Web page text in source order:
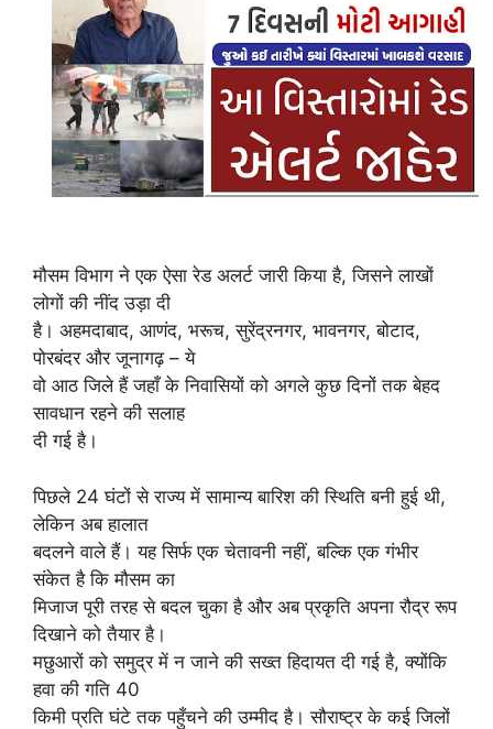
मौसम विभाग ने एक ऐसा रेड अलर्ट जारी किया है, जिसने लाखों
लोगों की नींद उड़ा दी
है। अहमदाबाद, आणंद, भरूच, सुरेंद्रनगर, भावनगर, बोटाद,
पोरबंदर और जूनागढ़ – ये
वो आठ जिले हैं जहाँ के निवासियों को अगले कुछ दिनों तक बेहद
सावधान रहने की सलाह
दी गई है।
पिछले 24 घंटों से राज्य में सामान्य बारिश की स्थिति बनी हुई थी,
लेकिन अब हालात
बदलने वाले हैं। यह सिर्फ एक चेतावनी नहीं, बल्कि एक गंभीर
संकेत है कि मौसम का
मिजाज पूरी तरह से बदल चुका है और अब प्रकृति अपना रौद्र रूप
दिखाने को तैयार है।
मछुआरों को समुद्र में न जाने की सख्त हिदायत दी गई है, क्योंकि
हवा की गति 40
किमी प्रति घंटे तक पहुँचने की उम्मीद है। सौराष्ट्र के कई जिलों